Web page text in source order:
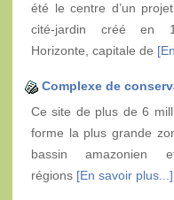
été le centre d’un
cité-jardin créé en
Horizonte, capitale de
Complexe de
Ce site de plus de 6
forme la plus grande
bassin amazonien
régions [En savoir plus...]